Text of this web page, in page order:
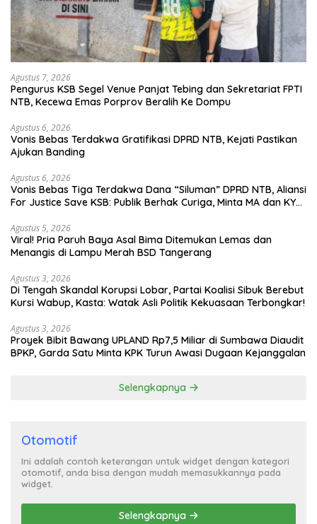
Agustus 7, 2026
Pengurus KSB Segel Venue Panjat Tebing dan Sekretariat FPTI
NTB, Kecewa Emas Porprov Beralih Ke Dompu
Agustus 6, 2026
Vonis Bebas Terdakwa Gratifikasi DPRD NTB, Kejati Pastikan
Ajukan Banding
Agustus 6, 2026
Vonis Bebas Tiga Terdakwa Dana “Siluman” DPRD NTB, Aliansi
For Justice Save KSB: Publik Berhak Curiga, Minta MA dan KY
Agustus 5, 2026
Viral! Pria Paruh Baya Asal Bima Ditemukan Lemas dan
Menangis di Lampu Merah BSD Tangerang
Agustus 3, 2026
Di Tengah Skandal Korupsi Lobar, Partai Koalisi Sibuk Berebut
Kursi Wabup, Kasta: Watak Asli Politik Kekuasaan Terbongkar!
Agustus 3, 2026
Proyek Bibit Bawang UPLAND Rp7,5 Miliar di Sumbawa Diaudit
BPKP, Garda Satu Minta KPK Turun Awasi Dugaan Kejanggalan
Selengkapnya
Otomotif
Ini adalah contoh keterangan untuk widget dengan kategori
otomotif, anda bisa dengan mudah memasukkannya pada
widget.
Selengkapnya